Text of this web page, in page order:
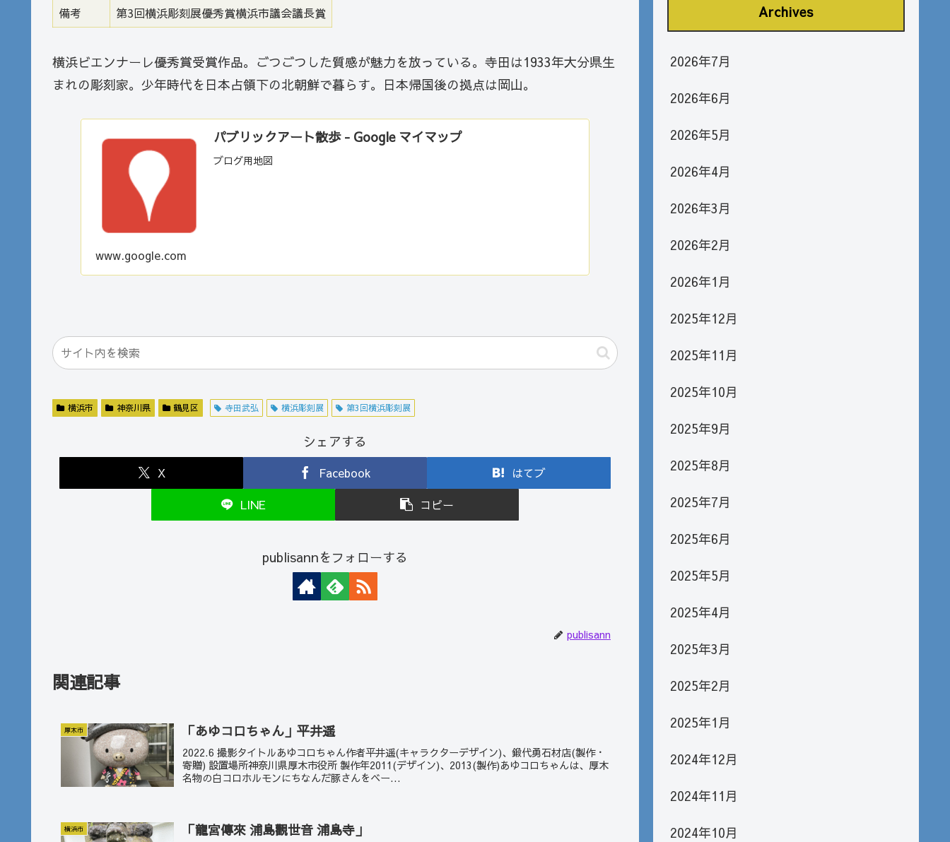
備考
第3回横浜彫刻展優秀賞横浜市議会議長賞
横浜ビエンナーレ優秀賞受賞作品。ごつごつした質感が魅力を放っている。寺田は1933年大分県生
まれの彫刻家。少年時代を日本占領下の北朝鮮で暮らす。日本帰国後の拠点は岡山。
パブリックアート散歩 - Google マイマップ
ブログ用地図
www.google.com
横浜市 神奈川県 鶴見区 寺田武弘 横浜彫刻展 第3回横浜彫刻展
シェアする
X Facebook はてブ
LINE コピー
publisannをフォローする
publisann
関連記事
厚木市 「あゆコロちゃん」平井遥
2022.6 撮影タイトルあゆコロちゃん作者平井遥(キャラクターデザイン)、鍛代勇石材店(製作・
寄贈) 設置場所神奈川県厚木市役所 製作年2011(デザイン)、2013(製作)あゆコロちゃんは、厚木
名物の白コロホルモンにちなんだ豚さんをベー...
横浜市 「龍宮傳來 浦島觀世音 浦島寺」
Archives
2026年7月
2026年6月
2026年5月
2026年4月
2026年3月
2026年2月
2026年1月
2025年12月
2025年11月
2025年10月
2025年9月
2025年8月
2025年7月
2025年6月
2025年5月
2025年4月
2025年3月
2025年2月
2025年1月
2024年12月
2024年11月
2024年10月